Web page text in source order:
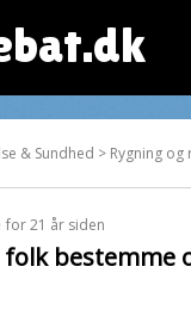
& Sundhed > Rygning og
for 21 år siden
bestemme